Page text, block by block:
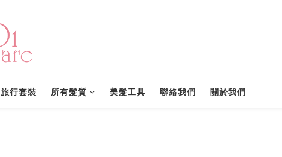
旅行套裝 所有髮質 美髮工具 聯絡我們 關於我們